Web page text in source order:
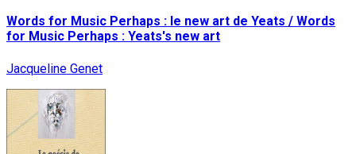
Words for Music Perhaps : le new art de Yeats / Words
for Music Perhaps : Yeats's new art
Jacqueline Genet